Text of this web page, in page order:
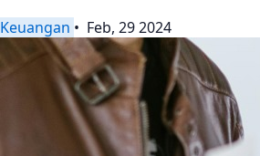
Keuangan • Feb, 29 2024